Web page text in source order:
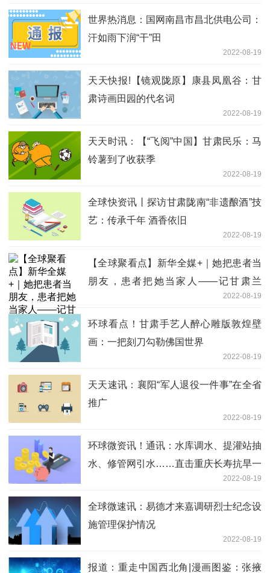
世界热消息：国网南昌市昌北供电公司：
汗如雨下润“干”田
2022-08-19
天天快报!【镜观陇原】康县凤凰谷：甘
肃诗画田园的代名词
2022-08-19
天天时讯：【“飞阅”中国】甘肃民乐：马
铃薯到了收获季
2022-08-19
全球快资讯丨探访甘肃陇南“非遗酿酒”技
艺：传承千年 酒香依旧
2022-08-19
【全球聚看点】新华全媒+｜她把患者当
朋友，患者把她当家人——记甘肃兰
2022-08-19
环球看点！甘肃手艺人醉心雕版敦煌壁
画：一把刻刀勾勒佛国世界
2022-08-19
天天速讯：襄阳“军人退役一件事”在全省
推广
2022-08-19
环球微资讯！通讯：水库调水、提灌站抽
水、修管网引水……直击重庆长寿抗旱一
2022-08-19
全球微速讯：易德才来嘉调研烈士纪念设
施管理保护情况
2022-08-19
报道：重走中国西北角|漫画图鉴：张掖